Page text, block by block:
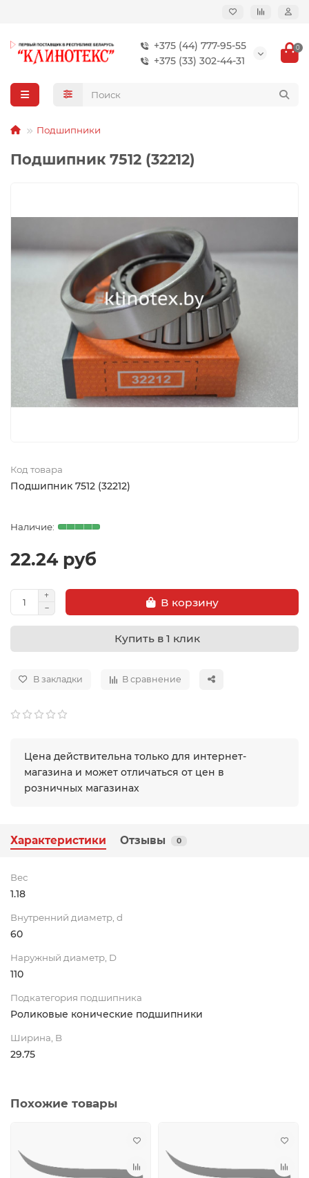
+375 (44) 777-95-55
+375 (33) 302-44-31
0
Подшипники
Подшипник 7512 (32212)
Код товара
Подшипник 7512 (32212)
22.24 руб
В корзину
Купить в 1 клик
В закладки В сравнение
Цена действительна только для интернет-
магазина и может отличаться от цен в
розничных магазинах
Характеристики Отзывы 0
Вес
1.18
Внутренний диаметр, d
60
Наружный диаметр, D
110
Подкатегория подшипника
Роликовые конические подшипники
Ширина, B
29.75
Похожие товары